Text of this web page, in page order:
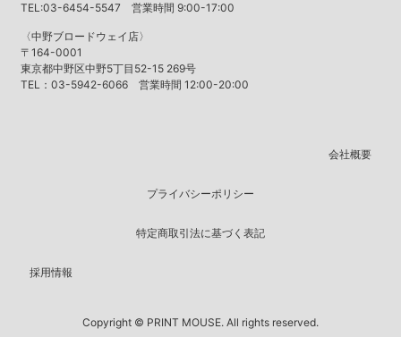
TEL:03-6454-5547 営業時間 9:00-17:00
〈中野ブロードウェイ店〉
〒164-0001
東京都中野区中野5丁目52-15 269号
TEL：03-5942-6066 営業時間 12:00-20:00
会社概要
プライバシーポリシー
特定商取引法に基づく表記
採用情報
Copyright © PRINT MOUSE. All rights reserved.